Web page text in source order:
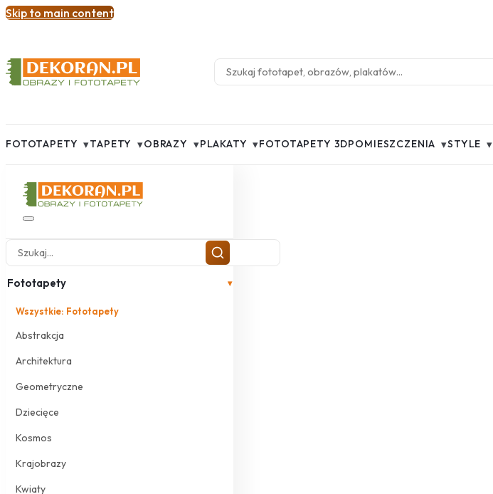
Skip to main content
FOTOTAPETY ▾TAPETY ▾OBRAZY ▾PLAKATY ▾FOTOTAPETY 3DPOMIESZCZENIA ▾STYLE ▾
Fototapety ▾
Wszystkie: Fototapety
Abstrakcja
Architektura
Geometryczne
Dziecięce
Kosmos
Krajobrazy
Kwiaty